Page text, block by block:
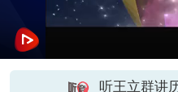
听王立群讲